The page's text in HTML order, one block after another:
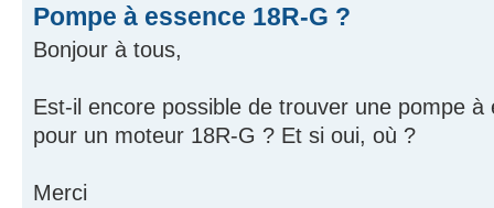
Pompe à essence 18R-G ?
Bonjour à tous,
Est-il encore possible de trouver une pompe à
pour un moteur 18R-G ? Et si oui, où ?
Merci